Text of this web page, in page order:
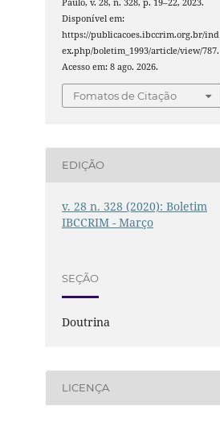
Paulo, v. 28, n. 328, p. 19–22, 2023.
Disponível em:
https://publicacoes.ibccrim.org.br/ind
ex.php/boletim_1993/article/view/787.
Acesso em: 8 ago. 2026.
Fomatos de Citação
EDIÇÃO
v. 28 n. 328 (2020): Boletim
IBCCRIM - Março
SEÇÃO
Doutrina
LICENÇA